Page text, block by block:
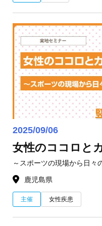
2025/09/06
女性のココロと
～スポーツの現場から日々
鹿児島県
主催 女性疾患